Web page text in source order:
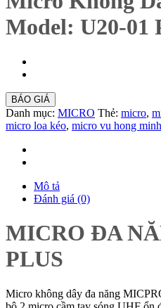
Model: U20-01
BÁO GIÁ
Danh mục: MICRO Thẻ: micro,
micro loa kéo, micro vu hong minh
Mô tả
Đánh giá (0)
MICRO ĐA
PLUS
Micro không dây đa năng